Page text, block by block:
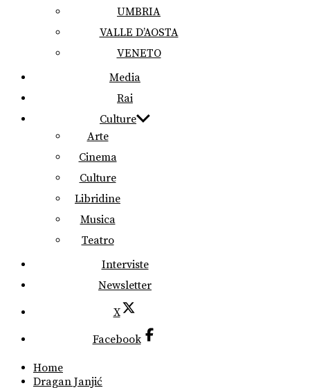
UMBRIA
VALLE D’AOSTA
VENETO
Media
Rai
Culture
Arte
Cinema
Culture
Libridine
Musica
Teatro
Interviste
Newsletter
X
Facebook
Home
Dragan Janjić